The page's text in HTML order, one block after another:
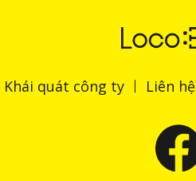
Khái quát công ty Liên hệ